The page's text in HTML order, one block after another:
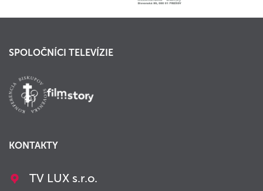
SPOLOČNÍCI TELEVÍZIE
KONTAKTY
TV LUX s.r.o.